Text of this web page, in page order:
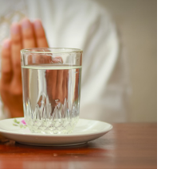
ตัดสินใจเรียกร้องเพื่อ
มนุษย์พึงมี
เมืองนั้นยังคงเป็นผู้บริสุทธิ์
ป็นธรรมอย่างตรงไปตรง
ว่าเป็นผู้กระทําความผิด